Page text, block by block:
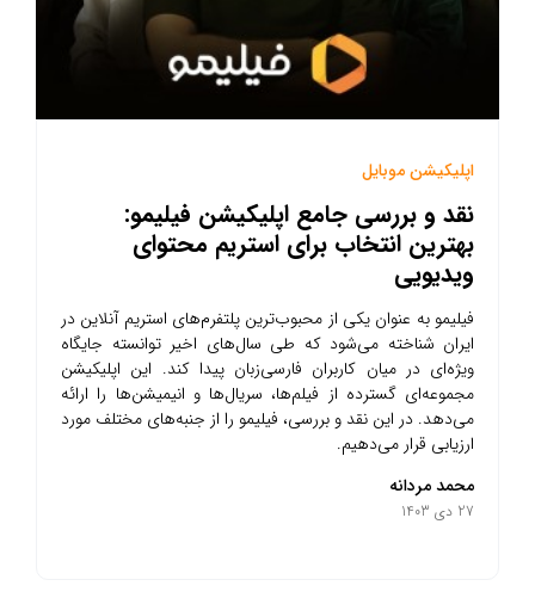
اپلیکیشن موبایل
نقد و بررسی جامع اپلیکیشن فیلیمو:
بهترین انتخاب برای استریم محتوای
ویدیویی
فیلیمو به عنوان یکی از محبوب‌ترین پلتفرم‌های استریم آنلاین در
ایران شناخته می‌شود که طی سال‌های اخیر توانسته جایگاه
ویژه‌ای در میان کاربران فارسی‌زبان پیدا کند. این اپلیکیشن
مجموعه‌ای گسترده از فیلم‌ها، سریال‌ها و انیمیشن‌ها را ارائه
می‌دهد. در این نقد و بررسی، فیلیمو را از جنبه‌های مختلف مورد
ارزیابی قرار می‌دهیم.
محمد مردانه
27 دی 1403